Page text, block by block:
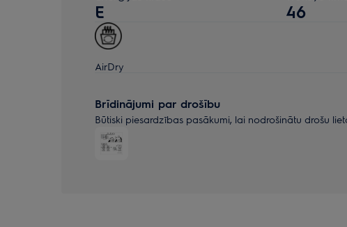
E 46
AirDry
Brīdinājumi par drošību
Būtiski piesardzības pasākumi, lai nodrošinātu drošu